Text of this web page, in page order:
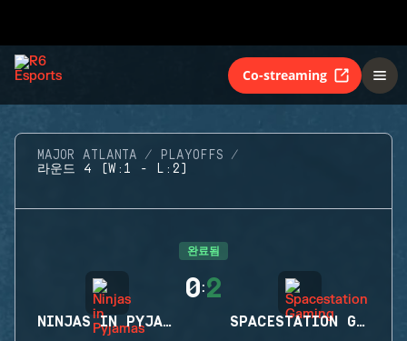
Co-streaming
MAJOR ATLANTA
PLAYOFFS
라운드 4 (W:1 - L:2)
완료됨
NINJAS IN PYJAMAS
0:2
SPACESTATION GAMING